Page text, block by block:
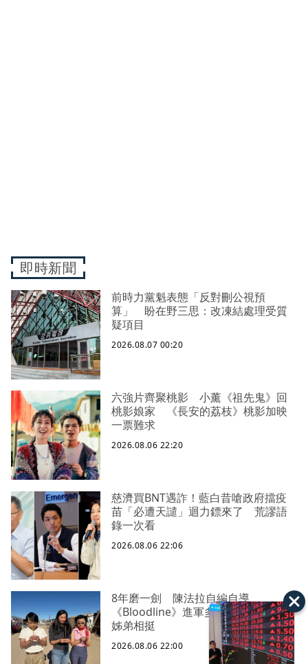
即時新聞
前時力黨魁表態「反對刪公視預
算」 盼在野三思：改凍結處理受質
疑項目
2026.08.07 00:20
六強片齊聚桃影 小薰《祖先鬼》回
桃影娘家 《長安的荔枝》桃影加映
一票難求
2026.08.06 22:20
慈濟買BNT遇詐！藍白昔嗆政府擋疫
苗「必遭天譴」迴力鏢來了 荒謬語
錄一次看
2026.08.06 22:06
8年磨一劍 陳法拉自編自導
《Bloodline》進軍多倫多 柯林法洛
姊弟相挺
2026.08.06 22:00